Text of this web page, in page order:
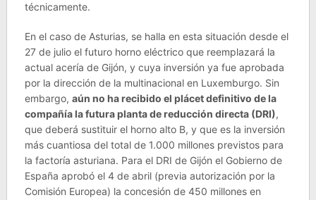
técnicamente.
En el caso de Asturias, se halla en esta situación desde el
27 de julio el futuro horno eléctrico que reemplazará la
actual acería de Gijón, y cuya inversión ya fue aprobada
por la dirección de la multinacional en Luxemburgo. Sin
embargo, aún no ha recibido el plácet definitivo de la
compañía la futura planta de reducción directa (DRI),
que deberá sustituir el horno alto B, y que es la inversión
más cuantiosa del total de 1.000 millones previstos para
la factoría asturiana. Para el DRI de Gijón el Gobierno de
España aprobó el 4 de abril (previa autorización por la
Comisión Europea) la concesión de 450 millones en